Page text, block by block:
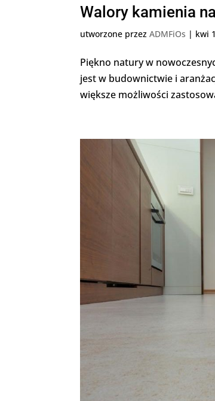
Walory kamienia
utworzone przezADMFiOs | kwi
Piękno natury w
jest w budownictwie i
większe możliwości